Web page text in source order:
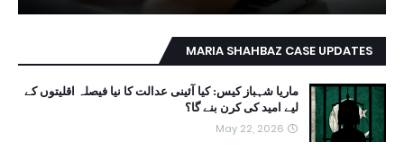
MARIA SHAHBAZ CASE UPDATES
ماریا شہباز کیس: کیا آئینی عدالت کا نیا فیصلہ اقلیتوں کے
لیے امید کی کرن بنے گا؟
May 22, 2026